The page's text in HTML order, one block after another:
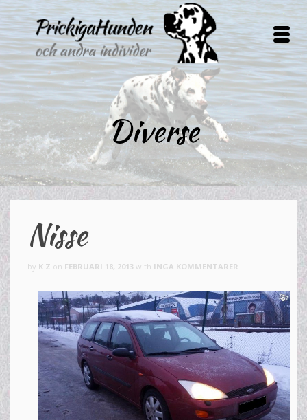
Diverse
Nisse
by K Z on FEBRUARI 18, 2013 with INGA KOMMENTARER